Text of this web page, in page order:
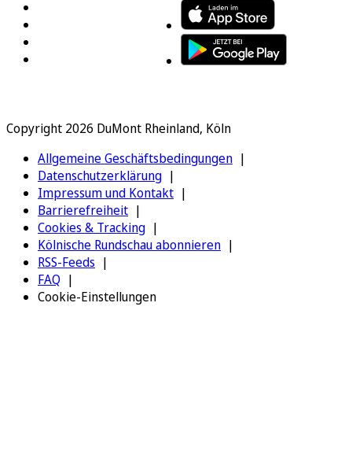
Copyright 2026 DuMont Rheinland, Köln
Allgemeine Geschäftsbedingungen
Datenschutzerklärung
Impressum und Kontakt
Barrierefreiheit
Cookies & Tracking
Kölnische Rundschau abonnieren
RSS-Feeds
FAQ
Cookie-Einstellungen